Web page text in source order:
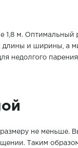
1,8 м. Оптимальный
длины и ширины, а
недолгого
не меньше.
Таким